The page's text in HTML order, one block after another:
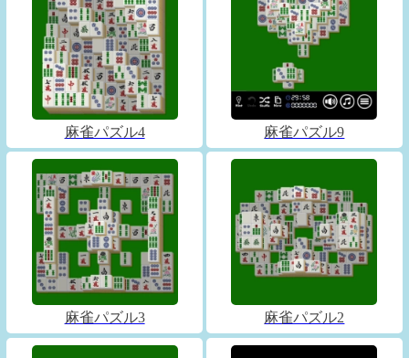
麻雀パズル4 麻雀パズル9
麻雀パズル3 麻雀パズル2